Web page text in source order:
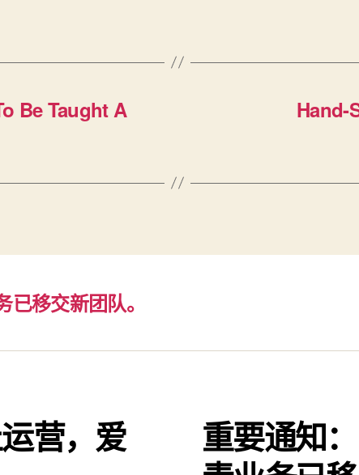
Be Taught A
Hand-
移交新团队。
营，爱
重要通知